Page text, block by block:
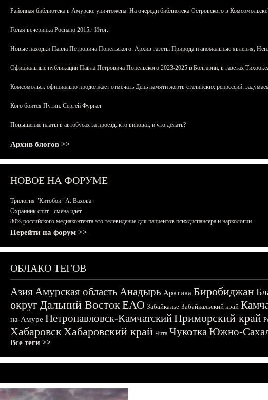
Районная библиотека в Амурске уничтожена. На очереди библиотека Островского в
Голая вечеринка Роснано 2015г. Итог.
Новые находки Павла Петровича Попельского: Архив газеты Природа и аномальные явления,
Официальные публикации Павла Петровича Попельского 2023-2025 в Болгарии, в газетах
Комсомольск официально продолжает отмечать День памяти жертв сталинских репрессий:
Кого боится Путин: Сергей Фургал
Повышение платы в автобусах за проезд: кто виноват, и что делать?
Архив блогов >>
НОВОЕ НА ФОРУМЕ
Трилогия "Китобои" А. Вахова.
Охранник спит - смена идёт
80% российского медиаконтента это телевидение для пациентов психдиспансера и наркологии.
Перейти на форум >>
ОБЛАКО ТЕГОВ
АзияАмурская область Анадырь Арктика Биробиджан
округДальний ВостокЕАО Забайкалье Забайкальский край
на-Амуре Петропавловск-КамчатскийПриморский край
ХабаровскХабаровский край Чита ЧукоткаЮжно-
Все теги >>